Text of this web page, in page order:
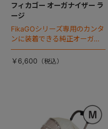
フィカゴー オーガナイザー ラ
ージ
FikaGOシリーズ専用のカンタ
ンに装着できる純正オーガナ
イザー。
￥6,600